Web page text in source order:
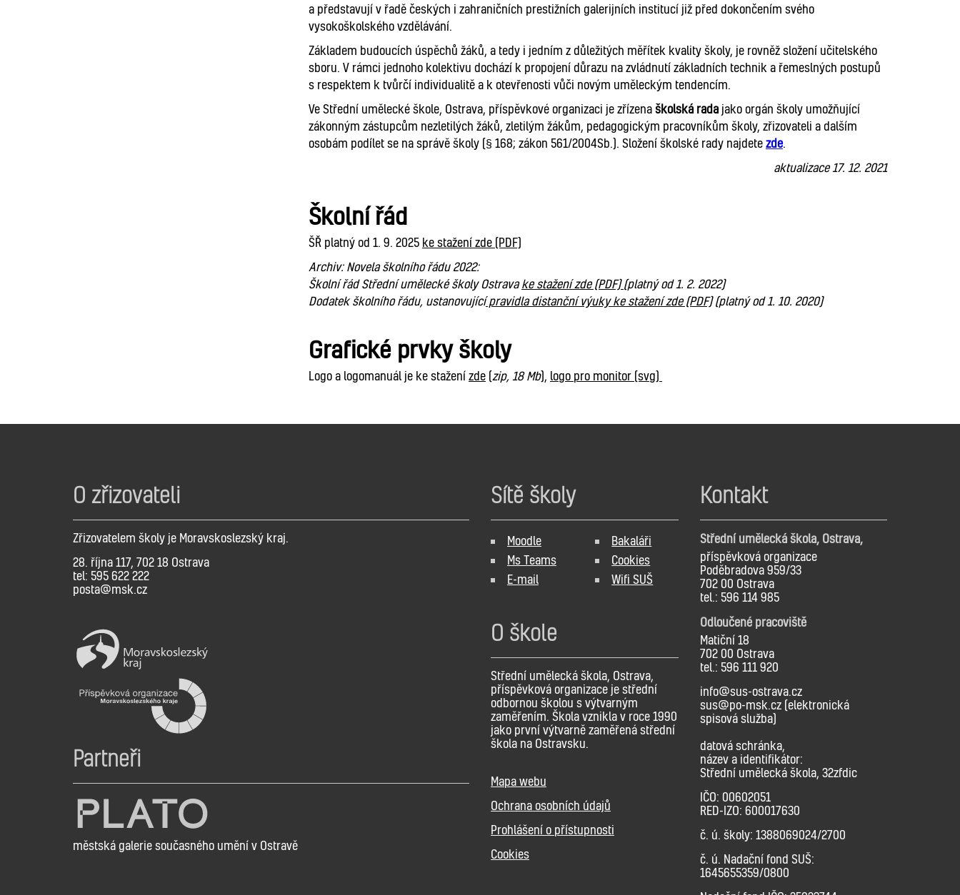
a představují v řadě českých i zahraničních prestižních galerijních institucí již před dokončením svého
vysokoškolského vzdělávání.
Základem budoucích úspěchů žáků, a tedy i jedním z důležitých měřítek kvality školy, je rovněž složení učitelského
sboru. V rámci jednoho kolektivu dochází k propojení důrazu na zvládnutí základních technik a řemeslných postupů
s respektem k tvůrčí individualitě a k otevřenosti vůči novým uměleckým tendencím.
Ve Střední umělecké škole, Ostrava, příspěvkové organizaci je zřízenaškolská rada jako orgán školy umožňující
zákonným zástupcům nezletilých žáků, zletilým žákům, pedagogickým pracovníkům školy, zřizovateli a dalším
osobám podílet se na správě školy (§ 168; zákon 561/2004Sb.). Složení školské rady najdetezde.
aktualizace 17. 12. 2021
Školní řád
ŠŘ platný od 1. 9. 2025 ke stažení zde (PDF)
Archiv: Novela školního řádu 2022:
Školní řád Střední umělecké školy Ostravake stažení zde (PDF)(platný od 1. 2. 2022)
Dodatek školního řádu, ustanovujícípravidla distanční výuky ke stažení zde (PDF)(platný od 1. 10. 2020)
Grafické prvky školy
Logo a logomanuál je ke staženízde (zip, 18 Mb), logo pro monitor (svg)
O zřizovateli
Zřizovatelem školy je Moravskoslezský kraj.
28. října 117, 702 18 Ostrava
tel: 595 622 222
posta@msk.cz
Partneři
městská galerie současného umění v Ostravě
Sítě školy
Moodle
Ms Teams
E-mail
Bakaláři
Cookies
Wifi SUŠ
O škole
Střední umělecká škola, Ostrava,
příspěvková organizace je střední
odbornou školou s výtvarným
zaměřením. Škola vznikla v roce 1990
jako první výtvarně zaměřená střední
škola na Ostravsku.
Mapa webu
Ochrana osobních údajů
Prohlášení o přístupnosti
Cookies
Kontakt
Střední umělecká škola, Ostrava,
příspěvková organizace
Poděbradova 959/33
702 00 Ostrava
tel.: 596 114 985
Odloučené pracoviště
Matiční 18
702 00 Ostrava
tel.: 596 111 920
info@sus-ostrava.cz
sus@po-msk.cz (elektronická
spisová služba)
datová schránka,
název a identifikátor:
Střední umělecká škola, 32zfdic
IČO: 00602051
RED-IZO: 600017630
č. ú. školy: 1388069024/2700
č. ú. Nadační fond SUŠ:
1645655359/0800